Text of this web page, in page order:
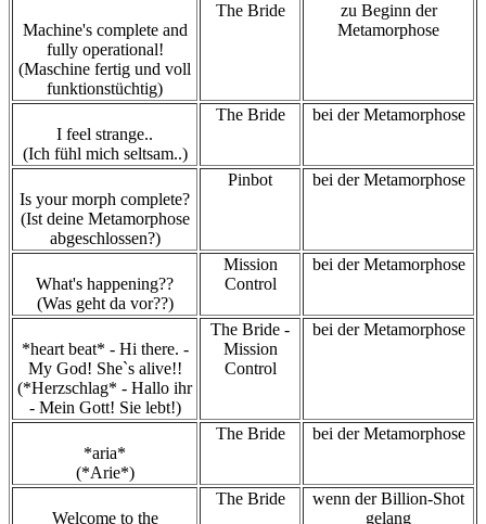
Machine's complete and
fully operational!
(Maschine fertig und voll
funktionstüchtig)
The Bride
zu Beginn der
Metamorphose
I feel strange..
(Ich fühl mich seltsam..)
The Bride bei der Metamorphose
Is your morph complete?
(Ist deine Metamorphose
abgeschlossen?)
Pinbot bei der Metamorphose
What's happening??
(Was geht da vor??)
Mission
Control
bei der Metamorphose
*heart beat* - Hi there. -
My God! She`s alive!!
(*Herzschlag* - Hallo ihr
- Mein Gott! Sie lebt!)
The Bride -
Mission
Control
bei der Metamorphose
*aria*
(*Arie*)
The Bride bei der Metamorphose
Welcome to the
The Bride
wenn der Billion-Shot
gelang